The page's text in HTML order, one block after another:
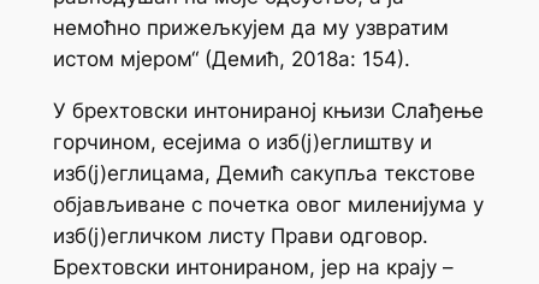
немоћно прижељкујем да му узвратим
истом мјером“ (Демић, 2018а: 154).
У брехтовски интонираној књизи Слађење
горчином, есејима о изб(ј)еглиштву и
изб(ј)еглицама, Демић сакупља текстове
објављиване с почетка овог миленијума у
изб(ј)егличком листу Прави одговор.
Брехтовски интонираном, јер на крају –